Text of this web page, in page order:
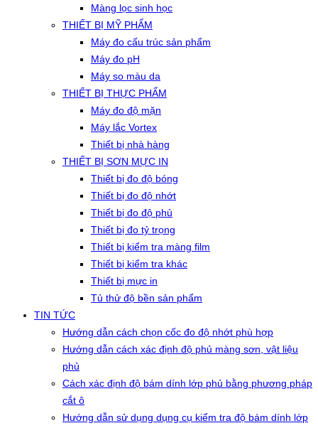
Màng lọc sinh học
THIẾT BỊ MỸ PHẨM
Máy đo cấu trúc sản phẩm
Máy đo pH
Máy so màu da
THIẾT BỊ THỰC PHẨM
Máy đo độ mặn
Máy lắc Vortex
Thiết bị nhà hàng
THIẾT BỊ SƠN MỰC IN
Thiết bị đo độ bóng
Thiết bị đo độ nhớt
Thiết bị đo độ phủ
Thiết bị đo tỷ trọng
Thiết bị kiểm tra màng film
Thiết bị kiểm tra khác
Thiết bị mực in
Tủ thử độ bền sản phẩm
TIN TỨC
Hướng dẫn cách chọn cốc đo độ nhớt phù hợp
Hướng dẫn cách xác định độ phủ màng sơn, vật liệu
phủ
Cách xác định độ bám dính lớp phủ bằng phương pháp
cắt ô
Hướng dẫn sử dụng dụng cụ kiểm tra độ bám dính lớp